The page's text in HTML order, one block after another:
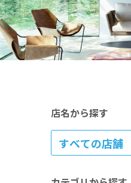
店名から探す